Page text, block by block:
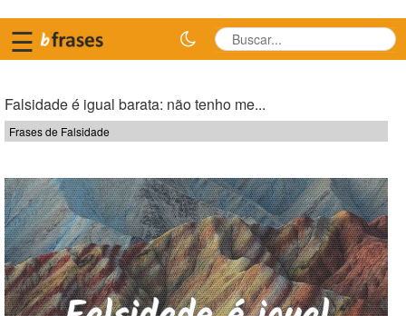
☰
Falsidade é igual barata: não tenho me...
Frases de Falsidade